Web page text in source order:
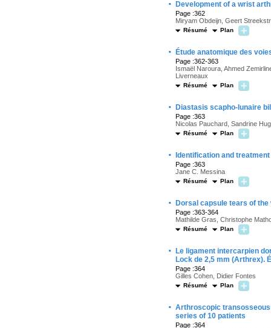
· Development of a wrist
Page :362
Miryam Obdeijn, Geert
Résumé Plan
· Étude anatomique des
Page :362-363
Ismaël Naroura, Ahmed
Liverneaux
Résumé Plan
· Diastasis scapho-lunaire
Page :363
Nicolas Pauchard, Sandrine
Résumé Plan
· Identification and
Page :363
Jane C. Messina
Résumé Plan
· Dorsal capsule tears of the
Page :363-364
Mathilde Gras, Christophe
Résumé Plan
·
Le ligament intercarpien
Lock de 2,5 mm (Arthrex).
Page :364
Gilles Cohen, Didier Fontes
Résumé Plan
· Arthroscopic
series of 10 patients
Page :364